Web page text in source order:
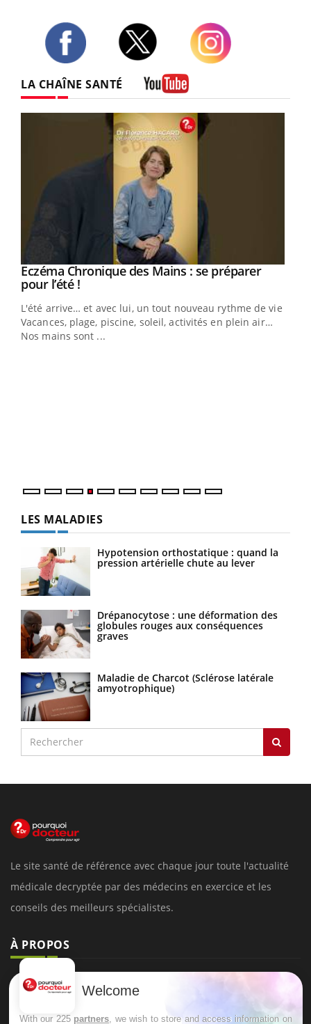
LA CHAÎNE SANTÉ
Youtube
Eczéma Chronique des Mains : se préparer
pour l’été !Youtube
L'été arrive… et avec lui, un tout nouveau rythme de vie !
Vacances, plage, piscine, soleil, activités en plein air…
Nos mains sont ...
LES MALADIES
Hypotension orthostatique : quand la
pression artérielle chute au lever
Drépanocytose : une déformation des
globules rouges aux conséquences
graves
Maladie de Charcot (Sclérose latérale
amyotrophique)
Le site santé de référence avec chaque jour toute l'actualité
médicale decryptée par des médecins en exercice et les
conseils des meilleurs spécialistes.
À PROPOS
Données personnelles et cookies
Welcome
With our 225 partners , we wish to store and access information on